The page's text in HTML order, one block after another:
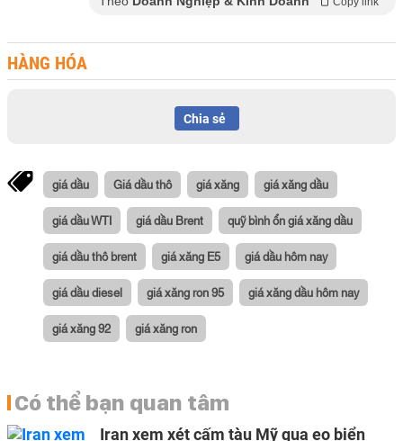
HÀNG HÓA
Chia sẻ
giá dầu Giá dầu thô giá xăng giá xăng dầu
giá dầu WTI giá dầu Brent quỹ bình ổn giá xăng dầu
giá dầu thô brent giá xăng E5 giá dầu hôm nay
giá dầu diesel giá xăng ron 95 giá xăng dầu hôm nay
giá xăng 92 giá xăng ron
Có thể bạn quan tâm
Iran xem xét cấm tàu Mỹ qua eo biển